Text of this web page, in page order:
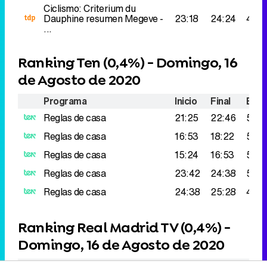
Ciclismo: Criterium du
Dauphine resumenMegeve -
...
23:18 24:24
Ranking Ten (0,4%) - Domingo, 16
de Agosto de 2020
Programa Inicio Final
Reglas de casa
21:25 22:46
Reglas de casa
16:53 18:22
Reglas de casa
15:24 16:53
Reglas de casa
23:42 24:38
Reglas de casa
24:38 25:28
Ranking Real Madrid TV (0,4%) -
Domingo, 16 de Agosto de 2020